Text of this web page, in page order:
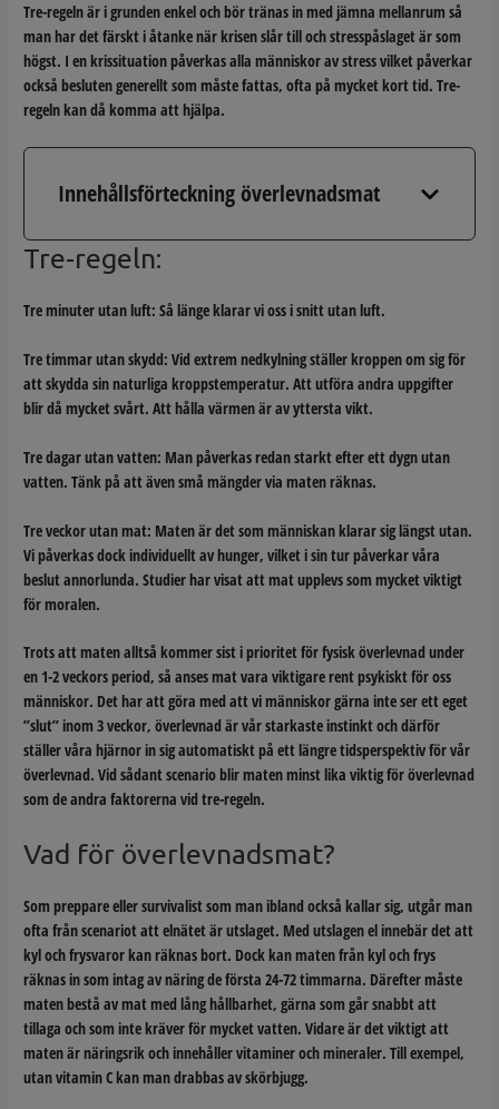
Tre-regeln är i grunden enkel och bör tränas in med jämna mellanrum så
man har det färskt i åtanke när krisen slår till och stresspåslaget är som
högst. I en krissituation påverkas alla människor av stress vilket påverkar
också besluten generellt som måste fattas, ofta på mycket kort tid. Tre-
regeln kan då komma att hjälpa.
Innehållsförteckning överlevnadsmat
Tre-regeln:
Tre minuterutan luft: Så länge klarar vi oss i snitt utan luft.
Tre timmarutan skydd: Vid extrem nedkylning ställer kroppen om sig för
att skydda sin naturliga kroppstemperatur. Att utföra andra uppgifter
blir då mycket svårt. Att hålla värmen är av yttersta vikt.
Tre dagarutan vatten: Man påverkas redan starkt efter ett dygn utan
vatten. Tänk på att även små mängder via maten räknas.
Tre veckorutan mat: Maten är det som människan klarar sig längst utan.
Vi påverkas dock individuellt av hunger, vilket i sin tur påverkar våra
beslut annorlunda. Studier har visat att mat upplevs som mycket viktigt
för moralen.
Trots att maten alltså kommer sist i prioritet för fysisk överlevnad under
en 1-2 veckors period, så anses mat vara viktigare rent psykiskt för oss
människor. Det har att göra med att vi människor gärna inte ser ett eget
”slut” inom 3 veckor, överlevnad är vår starkaste instinkt och därför
ställer våra hjärnor in sig automatiskt på ett längre tidsperspektiv för vår
överlevnad. Vid sådant scenario blir maten minst lika viktig för överlevnad
som de andra faktorerna vid tre-regeln.
Vad för överlevnadsmat?
Som preppare eller survivalist som man ibland också kallar sig, utgår man
ofta från scenariot att elnätet är utslaget. Med utslagen el innebär det att
kyl och frysvaror kan räknas bort. Dock kan maten från kyl och frys
räknas in som intag av näring de första 24-72 timmarna. Därefter måste
maten bestå av mat med lång hållbarhet, gärna som går snabbt att
tillaga och som inte kräver för mycket vatten. Vidare är det viktigt att
maten är näringsrik och innehåller vitaminer och mineraler. Till exempel,
utan vitamin C kan man drabbas av skörbjugg.